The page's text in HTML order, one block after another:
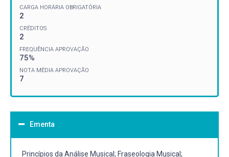
CARGA HORÁRIA OBRIGATÓRIA
2
CRÉDITOS
2
FREQUÊNCIA APROVAÇÃO
75%
NOTA MÉDIA APROVAÇÃO
7
Ementa
Princípios da Análise Musical; Fraseologia Musical;